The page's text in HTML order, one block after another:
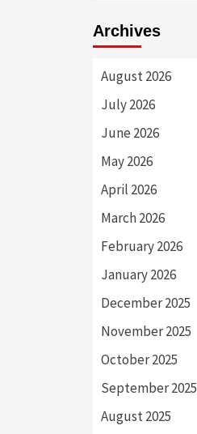
Archives
August 2026
July 2026
June 2026
May 2026
April 2026
March 2026
February 2026
January 2026
December 2025
November 2025
October 2025
September 2025
August 2025